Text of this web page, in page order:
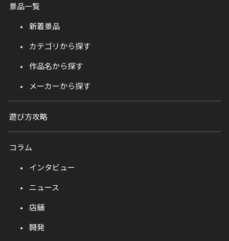
景品一覧
新着景品
カテゴリから探す
作品名から探す
メーカーから探す
遊び方攻略
コラム
インタビュー
ニュース
店舗
開発